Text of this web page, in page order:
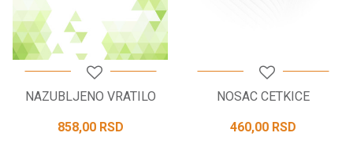
NAZUBLJENO VRATILO
858,00 RSD
NOSAC CETKICE
460,00 RSD